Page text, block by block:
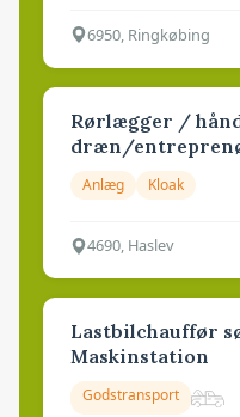
6950, Ringkøbing
Rørlægger /
dræn/
Anlæg Kloak
4690, Haslev
Lastbilchauffør
Maskinstation
Godstransport